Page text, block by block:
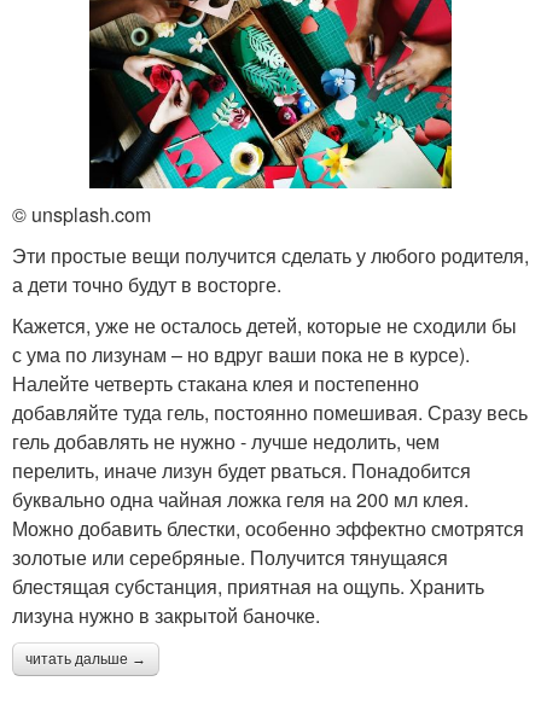
© unsplash.com
Эти простые вещи получится сделать у любого родителя,
а дети точно будут в восторге.
Кажется, уже не осталось детей, которые не сходили бы
с ума по лизунам – но вдруг ваши пока не в курсе).
Налейте четверть стакана клея и постепенно
добавляйте туда гель, постоянно помешивая. Сразу весь
гель добавлять не нужно - лучше недолить, чем
перелить, иначе лизун будет рваться. Понадобится
буквально одна чайная ложка геля на 200 мл клея.
Можно добавить блестки, особенно эффектно смотрятся
золотые или серебряные. Получится тянущаяся
блестящая субстанция, приятная на ощупь. Хранить
лизуна нужно в закрытой баночке.
читать дальше →